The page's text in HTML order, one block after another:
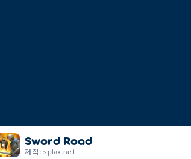
Sword Road
제작: splax.net